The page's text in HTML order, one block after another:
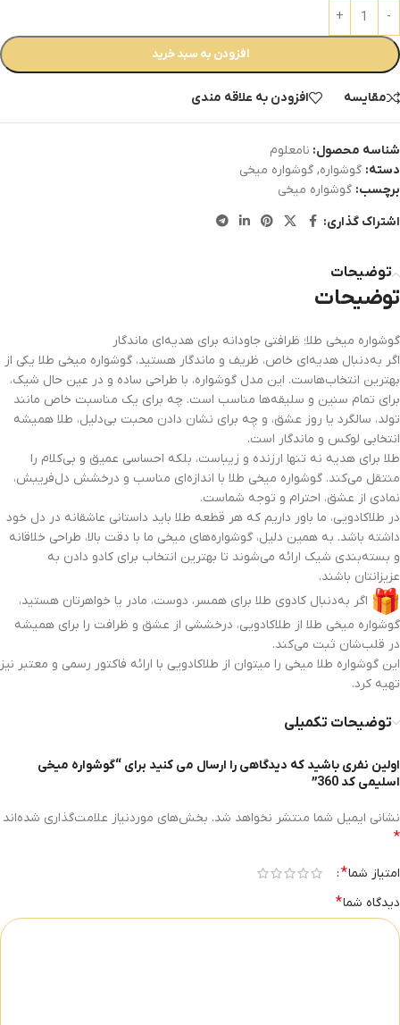
افزودن به سبد خرید
مقایسه افزودن به علاقه مندی
شناسه محصول: نامعلوم
دسته: گوشواره, گوشواره میخی
برچسب: گوشواره میخی
اشتراک گذاری:
توضیحات
توضیحات
گوشواره میخی طلا؛ ظرافتی جاودانه برای هدیه‌ای ماندگار
اگر به‌دنبال هدیه‌ای خاص، ظریف و ماندگار هستید، گوشواره میخی طلا یکی از
بهترین انتخاب‌هاست. این مدل گوشواره، با طراحی ساده و در عین حال شیک،
برای تمام سنین و سلیقه‌ها مناسب است. چه برای یک مناسبت خاص مانند
تولد، سالگرد یا روز عشق، و چه برای نشان دادن محبت بی‌دلیل، طلا همیشه
انتخابی لوکس و ماندگار است.
طلا برای هدیه نه تنها ارزنده و زیباست، بلکه احساسی عمیق و بی‌کلام را
منتقل می‌کند. گوشواره میخی طلا با اندازه‌ای مناسب و درخشش دل‌فریبش،
نمادی از عشق، احترام و توجه شماست.
در طلاکادویی، ما باور داریم که هر قطعه طلا باید داستانی عاشقانه در دل خود
داشته باشد. به همین دلیل، گوشواره‌های میخی ما با دقت بالا، طراحی خلاقانه
و بسته‌بندی شیک ارائه می‌شوند تا بهترین انتخاب برای کادو دادن به
عزیزانتان باشند.
اگر به‌دنبال کادوی طلا برای همسر، دوست، مادر یا خواهرتان هستید،
گوشواره میخی طلا از طلاکادویی، درخششی از عشق و ظرافت را برای همیشه
در قلب‌شان ثبت می‌کند.
این گوشواره طلا میخی را میتوان از طلاکادویی با ارائه فاکتور رسمی و معتبر نیز
تهیه کرد.
توضیحات تکمیلی
اولین نفری باشید که دیدگاهی را ارسال می کنید برای “گوشواره میخی
اسلیمی کد 360”
نشانی ایمیل شما منتشر نخواهد شد. بخش‌های موردنیاز علامت‌گذاری شده‌اند
*
امتیاز شما*
دیدگاه شما*